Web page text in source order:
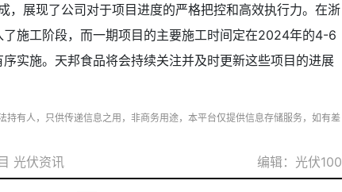
，展现了公司对于项目进度的严格把控和高效执行力。在浙
施工阶段，而一期项目的主要施工时间定在2024年的4-6
实施。天邦食品将会持续关注并及时更新这些项目的进展
持有人，只供传递信息之用，非商务用途，本平台仅提供信息存储服务，如有差
光伏资讯 编辑：光伏100